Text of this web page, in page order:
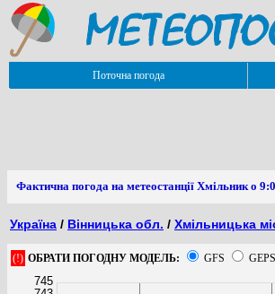
Поточна погода
Фактична погода на метеостанції Хмільник о
Україна / Вінницька обл. / Хмільницька
(!) ОБРАТИ ПОГОДНУ МОДЕЛЬ: GFS GEPS